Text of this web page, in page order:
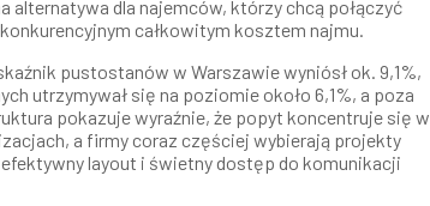
alternatywa dla najemców, którzy chcą połączyć
całkowitym kosztem najmu.
pustostanów w Warszawie wyniósł ok. 9,1%,
utrzymywał się na poziomie około 6,1%, a poza
pokazuje wyraźnie, że popyt koncentruje się w
a firmy coraz częściej wybierają projekty
layout i świetny dostęp do komunikacji